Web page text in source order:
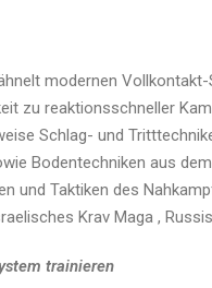
modernen
zu reaktionsschneller
Schlag- und
Bodentechniken aus
und Taktiken des
Krav Maga ,
trainieren